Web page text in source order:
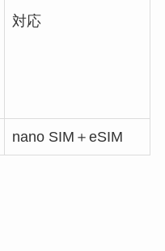
対応
nano SIM＋eSIM